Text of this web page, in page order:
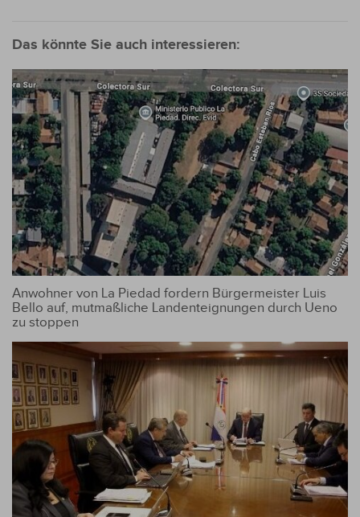
Das könnte Sie auch interessieren:
Anwohner von La Piedad fordern Bürgermeister Luis
Bello auf, mutmaßliche Landenteignungen durch Ueno
zu stoppen